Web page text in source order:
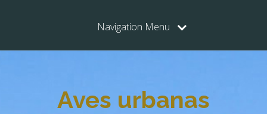
Navigation Menu
Aves urbanas